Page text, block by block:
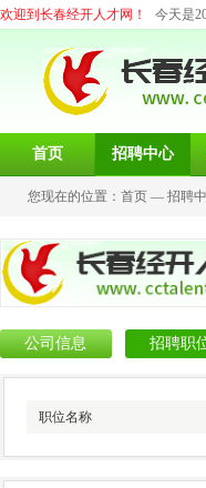
欢迎到长春经开人才网！ 今天是
首页 招聘中心
您现在的位置： 首页 — 招聘
公司信息 招聘职
职位名称